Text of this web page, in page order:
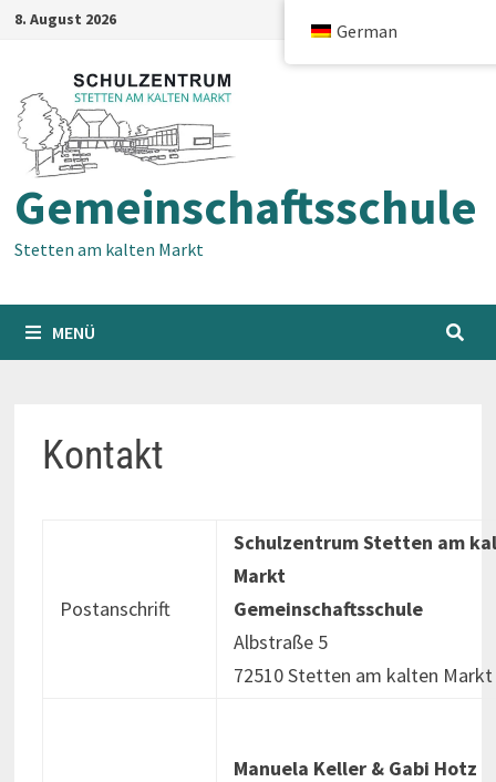
Zum8. August 2026
Gemeinschaftsschule
Stetten am kalten Markt
MENÜ
Kontakt
Postanschrift
Schulzentrum Stetten am
Markt
Gemeinschaftsschule
Albstraße 5
72510 Stetten am kalten Markt
Manuela Keller & Gabi Hotz
German